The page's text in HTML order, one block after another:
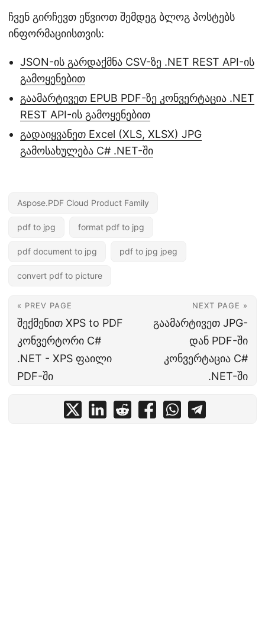
ჩვენ გირჩევთ ეწვიოთ შემდეგ ბლოგ პოსტებს
ინფორმაციისთვის:
JSON-ის გარდაქმნა CSV-ზე .NET REST API-ის
გამოყენებით
გაამარტივეთ EPUB PDF-ზე კონვერტაცია .NET
REST API-ის გამოყენებით
გადაიყვანეთ Excel (XLS, XLSX) JPG
გამოსახულება C# .NET-ში
Aspose.PDF Cloud Product Family
pdf to jpg format pdf to jpg
pdf document to jpg pdf to jpg jpeg
convert pdf to picture
« PREV PAGE
შექმენით XPS to PDF
კონვერტორი C#
.NET - XPS ფაილი
PDF-ში
NEXT PAGE »
გაამარტივეთ JPG-
დან PDF-ში
კონვერტაცია C#
.NET-ში